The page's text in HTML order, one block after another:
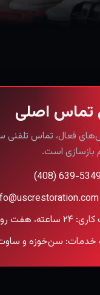
تماس اصلی
فعال، تماس تلفنی
بازسازی است.
هفت روز هفته
خدمات: سن‌خوزه و